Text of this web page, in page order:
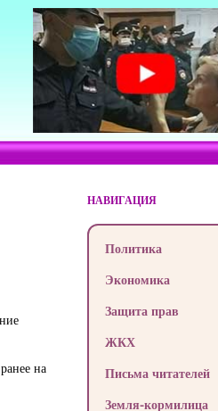
на
НАВИГАЦИЯ
Политика
Экономика
Защита прав
ЖКХ
Письма читателей
Земля-кормилица